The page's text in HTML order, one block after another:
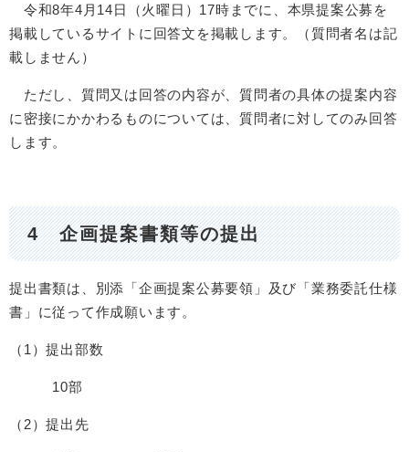
令和8年4月14日（火曜日）17時までに、本県提案公募を
掲載しているサイトに回答文を掲載します。（質問者名は記
載しません）
ただし、質問又は回答の内容が、質問者の具体の提案内容
に密接にかかわるものについては、質問者に対してのみ回答
します。
4 企画提案書類等の提出
提出書類は、別添「企画提案公募要領」及び「業務委託仕様
書」に従って作成願います。
（1）提出部数
10部
（2）提出先